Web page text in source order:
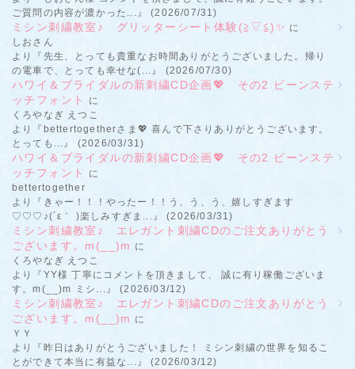
ご質問の内容が濃かった...』 (2026/07/31)
ミシン刺繍教室♪ グリッターシート体験(≧▽≦)✨ に
しおさん
より『先生、とっても貴重なお時間ありがとうございました。帰り
の電車で、とっても幸せな(...』 (2026/07/30)
ハワイ＆ブライダルの新刺繍CD企画💖 その2 ビーンステ
ッチフォント
に
くろやなぎ えつこ
より『bettertogetherさま💖 喜んで下さりありがとうございます。
とっても...』 (2026/03/31)
ハワイ＆ブライダルの新刺繍CD企画💖 その2 ビーンステ
ッチフォント
に
bettertogether
より『きゃー！！！やったー！！う、う、う、嬉しすぎます
♡♡♡♪(´ε｀ )楽しみすぎま...』 (2026/03/31)
ミシン刺繍教室♪ エレガント刺繍CDのご注文ありがとう
ございます。m(__)m に
くろやなぎ えつこ
より『YY様 丁寧にコメントを頂きまして、 誠に有り稼働ございま
す。m(__)m ミシ...』 (2026/03/12)
ミシン刺繍教室♪ エレガント刺繍CDのご注文ありがとう
ございます。m(__)m に
ＹＹ
より『昨日はありがとうございました！ ミシン刺繍の世界を知るこ
とができて本当に有益な...』 (2026/03/12)